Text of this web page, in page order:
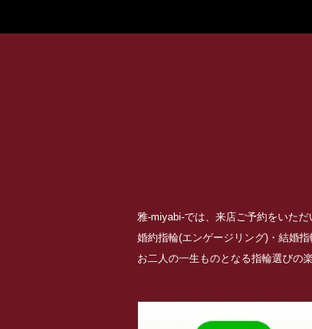
雅-miyabi-では、来店ご予約をいた
婚約指輪(エンゲージリング)・結婚
お二人の一生ものとなる指輪選びの